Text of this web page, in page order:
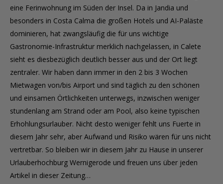
eine Ferinwohnung im Süden der Insel. Da in Jandia und
besonders in Costa Calma die großen Hotels und AI-Paläste
dominieren, hat zwangsläufig die für uns wichtige
Gastronomie-Infrastruktur merklich nachgelassen, in Calete
sieht es diesbezüglich deutlich besser aus und der Ort liegt
zentraler. Wir haben dann immer in den 2 bis 3 Wochen
Mietwagen von/bis Airport und sind täglich zu den schönen
und einsamen Örtlichkeiten unterwegs, inzwischen weniger
stundenlang am Strand oder am Pool, also keine typischen
Erhohlungsurlauber. Nicht desto weniger fehlt uns Fuerte in
diesem Jahr sehr, aber Aufwand und Risiko wären für uns nicht
vertretbar. So bleiben wir in diesem Jahr zu Hause in unserer
Urlauberhochburg Wernigerode und freuen uns über jeden
Artikel in dieser Zeitung…